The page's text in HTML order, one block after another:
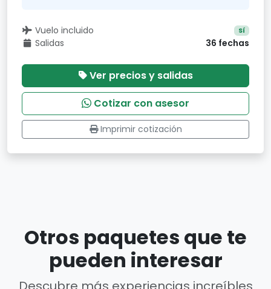
Vuelo incluido Sí
Salidas 36 fechas
Ver precios y salidas
Cotizar con asesor
Imprimir cotización
Otros paquetes que te
pueden interesar